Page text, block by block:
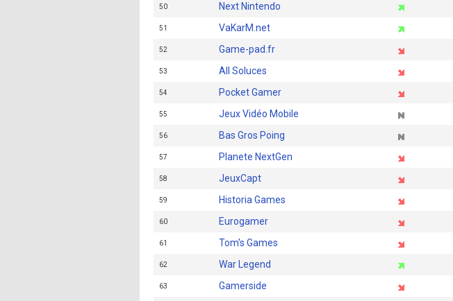
50 Next Nintendo
51 VaKarM.net
52 Game-pad.fr
53 All Soluces
54 Pocket Gamer
55 Jeux Vidéo Mobile
56 Bas Gros Poing
57 Planete NextGen
58 JeuxCapt
59 Historia Games
60 Eurogamer
61 Tom's Games
62 War Legend
63 Gamerside